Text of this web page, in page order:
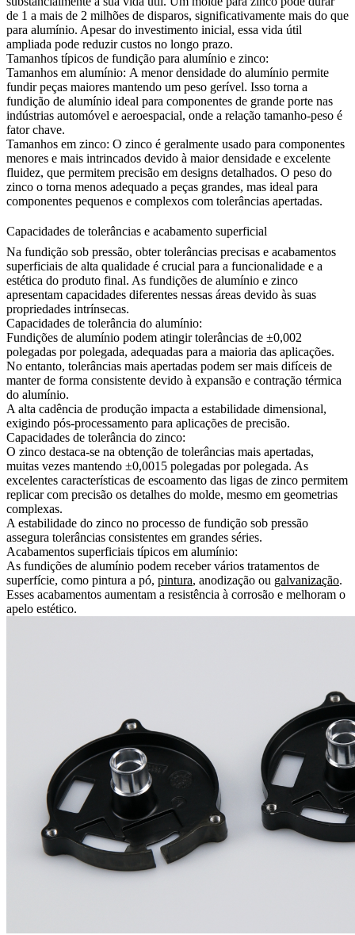
de 1 a mais de 2 milhões de disparos, significativamente mais do que
para alumínio. Apesar do investimento inicial, essa vida útil
ampliada pode reduzir custos no longo prazo.
Tamanhos típicos de fundição para alumínio e zinco:
Tamanhos em alumínio: A menor densidade do alumínio permite
fundir peças maiores mantendo um peso gerível. Isso torna a
fundição de alumínio ideal para componentes de grande porte nas
indústrias automóvel e aeroespacial, onde a relação tamanho-peso é
fator chave.
Tamanhos em zinco: O zinco é geralmente usado para componentes
menores e mais intrincados devido à maior densidade e excelente
fluidez, que permitem precisão em designs detalhados. O peso do
zinco o torna menos adequado a peças grandes, mas ideal para
componentes pequenos e complexos com tolerâncias apertadas.
Capacidades de tolerâncias e acabamento superficial
Na fundição sob pressão, obter tolerâncias precisas e acabamentos
superficiais de alta qualidade é crucial para a funcionalidade e a
estética do produto final. As fundições de alumínio e zinco
apresentam capacidades diferentes nessas áreas devido às suas
propriedades intrínsecas.
Capacidades de tolerância do alumínio:
Fundições de alumínio podem atingir tolerâncias de ±0,002
polegadas por polegada, adequadas para a maioria das aplicações.
No entanto, tolerâncias mais apertadas podem ser mais difíceis de
manter de forma consistente devido à expansão e contração térmica
do alumínio.
A alta cadência de produção impacta a estabilidade dimensional,
exigindo pós-processamento para aplicações de precisão.
Capacidades de tolerância do zinco:
O zinco destaca-se na obtenção de tolerâncias mais apertadas,
muitas vezes mantendo ±0,0015 polegadas por polegada. As
excelentes características de escoamento das ligas de zinco permitem
replicar com precisão os detalhes do molde, mesmo em geometrias
complexas.
A estabilidade do zinco no processo de fundição sob pressão
assegura tolerâncias consistentes em grandes séries.
Acabamentos superficiais típicos em alumínio:
As fundições de alumínio podem receber vários tratamentos de
superfície, como pintura a pó, pintura, anodização ou galvanização.
Esses acabamentos aumentam a resistência à corrosão e melhoram o
apelo estético.